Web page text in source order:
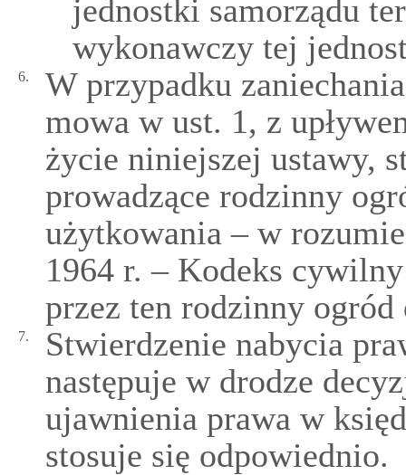
jednostki samorządu
wykonawczy tej
6.
W przypadku
mowa w ust. 1, z
życie niniejszej ustawy,
prowadzące rodzinny
użytkowania – w
1964 r. – Kodeks
przez ten rodzinny ogród
7.
Stwierdzenie nabycia
następuje w drodze
ujawnienia prawa w
stosuje się odpowiednio.